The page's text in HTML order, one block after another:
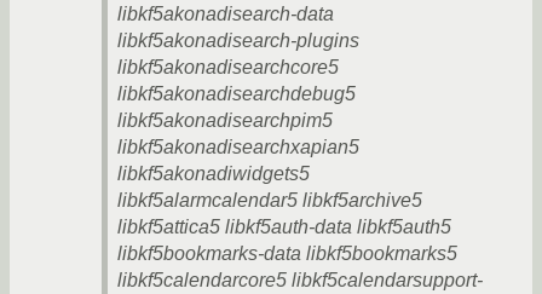
libkf5akonadisearch-data
libkf5akonadisearch-plugins
libkf5akonadisearchcore5
libkf5akonadisearchdebug5
libkf5akonadisearchpim5
libkf5akonadisearchxapian5
libkf5akonadiwidgets5
libkf5alarmcalendar5 libkf5archive5
libkf5attica5 libkf5auth-data libkf5auth5
libkf5bookmarks-data libkf5bookmarks5
libkf5calendarcore5 libkf5calendarsupport-